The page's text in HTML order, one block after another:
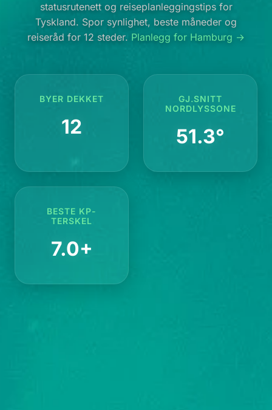
statusrutenett og reiseplanleggingstips for
Tyskland. Spor synlighet, beste måneder og
reiseråd for 12 steder. Planlegg for Hamburg →
BYER DEKKET
12
GJ.SNITT
NORDLYSSONE
51.3°
BESTE KP-
TERSKEL
7.0+